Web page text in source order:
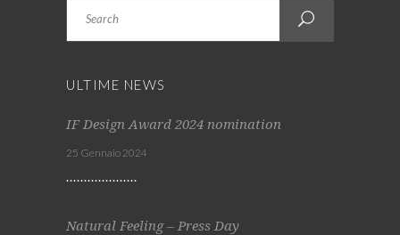
ULTIME NEWS
IF Design Award 2024 nomination
25 Gennaio 2024
Natural Feeling – Press Day